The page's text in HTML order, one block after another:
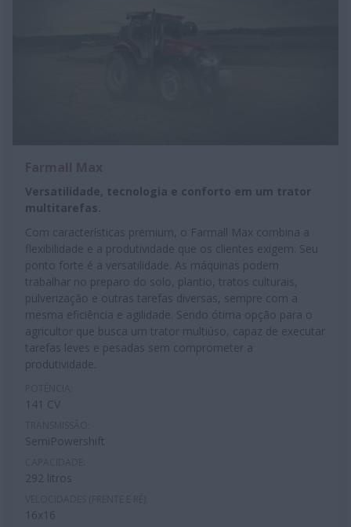
Versatilidade, tecnologia e conforto em um trator
multitarefas.
Com características premium, o Farmall Max combina a
flexibilidade e a produtividade que os clientes exigem. Seu
ponto forte é a versatilidade. As máquinas podem
trabalhar no preparo do solo, plantio, tratos culturais,
pulverização e outras tarefas diversas, sempre com a
mesma eficiência e agilidade. Sendo ótima opção para o
agricultor que busca um trator multiúso, capaz de executar
tarefas leves e pesadas sem comprometer a
produtividade.
141 CV
SemiPowershift
292 litros
16x16